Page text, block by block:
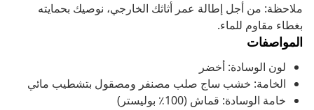
ملاحظة: من أجل إطالة عمر أثاثك الخارجي، نوصيك بحمايته
بغطاء مقاوم للماء.
المواصفات
لون الوسادة: أخضر
الخامة: خشب ساج صلب مصنفر ومصقول بتشطيب مائي
خامة الوسادة: قماش (100٪ بوليستر)